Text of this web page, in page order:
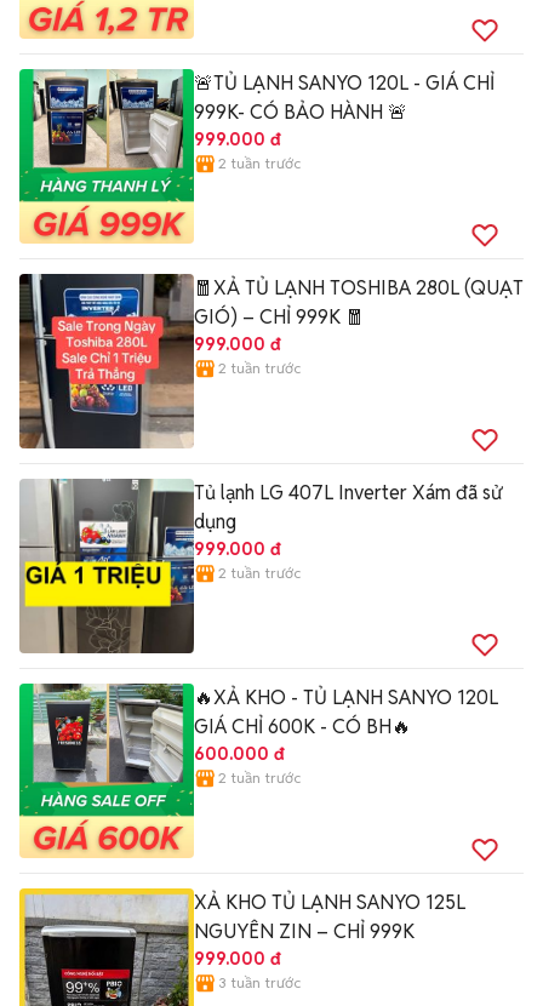
🚨TỦ LẠNH SANYO 120L - GIÁ CHỈ
999K- CÓ BẢO HÀNH 🚨
999.000 đ
2 tuần trước
🧧XẢ TỦ LẠNH TOSHIBA 280L (QUẠT
GIÓ) – CHỈ 999K 🧧
999.000 đ
2 tuần trước
Tủ lạnh LG 407L Inverter Xám đã sử
dụng
999.000 đ
2 tuần trước
🔥XẢ KHO - TỦ LẠNH SANYO 120L
GIÁ CHỈ 600K - CÓ BH🔥
600.000 đ
2 tuần trước
XẢ KHO TỦ LẠNH SANYO 125L
NGUYÊN ZIN – CHỈ 999K
999.000 đ
3 tuần trước